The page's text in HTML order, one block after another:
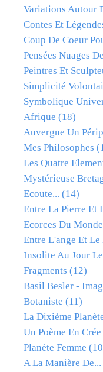
Variations Autour
Contes Et
Coup De Coeur
Pensées Nuages
Peintres Et
Simplicité
Symbolique
Afrique (18)
Auvergne Un
Mes Philosophes
Les Quatre
Mystérieuse
Ecoute... (14)
Entre La Pierre Et
Ecorces Du Monde
Entre L'ange Et Le
Insolite Au Jour
Fragments (12)
Basil Besler -
Botaniste (11)
La Dixième
Un Poème En
Planète Femme
A La Manière De...